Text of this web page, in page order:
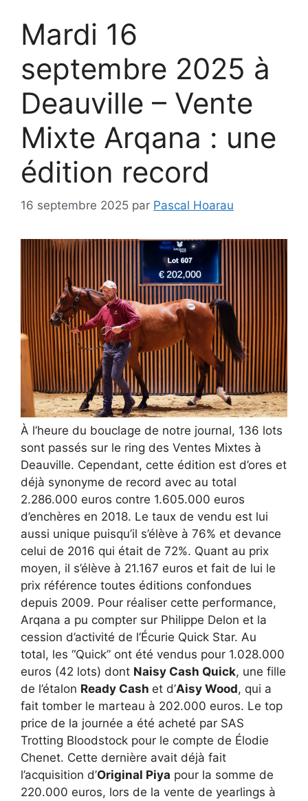
Mardi 16
septembre 2025 à
Deauville – Vente
Mixte Arqana : une
édition record
16 septembre 2025 par Pascal Hoarau
À l’heure du bouclage de notre journal, 136 lots
sont passés sur le ring des Ventes Mixtes à
Deauville. Cependant, cette édition est d’ores et
déjà synonyme de record avec au total
2.286.000 euros contre 1.605.000 euros
d’enchères en 2018. Le taux de vendu est lui
aussi unique puisqu’il s’élève à 76% et devance
celui de 2016 qui était de 72%. Quant au prix
moyen, il s’élève à 21.167 euros et fait de lui le
prix référence toutes éditions confondues
depuis 2009. Pour réaliser cette performance,
Arqana a pu compter sur Philippe Delon et la
cession d’activité de l’Écurie Quick Star. Au
total, les “Quick” ont été vendus pour 1.028.000
euros (42 lots) dont Naisy Cash Quick, une fille
de l’étalon Ready Cash et d’Aisy Wood, qui a
fait tomber le marteau à 202.000 euros. Le top
price de la journée a été acheté par SAS
Trotting Bloodstock pour le compte de Élodie
Chenet. Cette dernière avait déjà fait
l’acquisition d’Original Piya pour la somme de
220.000 euros, lors de la vente de yearlings à